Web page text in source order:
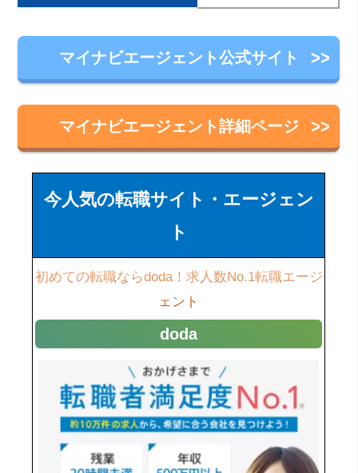
マイナビエージェント公式サイト
マイナビエージェント詳細ページ
今人気の転職サイト・エージェン
ト
初めての転職ならdoda！求人数No.1転職エージ
ェント
doda